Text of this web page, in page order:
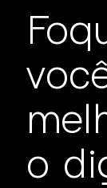
o